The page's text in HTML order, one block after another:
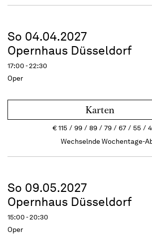
So 04.04.2027
Opernhaus Düsseldorf
17:00 - 22:30
Oper
Karten
€115 99 89 79 67 55
Wechselnde Wochentage-
So 09.05.2027
Opernhaus Düsseldorf
15:00 - 20:30
Oper